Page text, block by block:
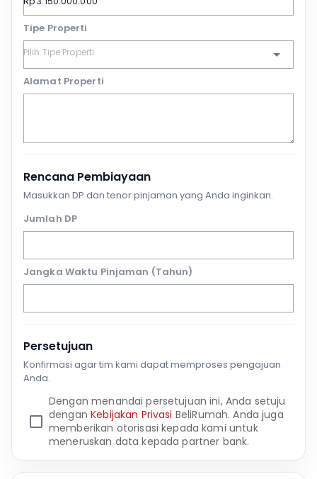
Tipe Properti
Alamat Properti
Rencana Pembiayaan
Masukkan DP dan tenor pinjaman yang Anda inginkan.
Jumlah DP
Jangka Waktu Pinjaman (Tahun)
Persetujuan
Konfirmasi agar tim kami dapat memproses pengajuan
Anda.
Dengan menandai persetujuan ini, Anda setuju
denganKebijakan Privasi BeliRumah. Anda juga
memberikan otorisasi kepada kami untuk
meneruskan data kepada partner bank.